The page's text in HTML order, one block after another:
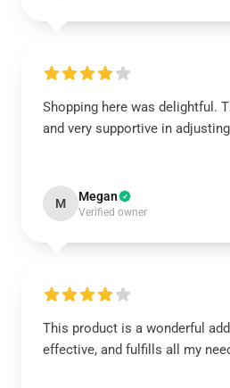
Shopping here was delightful.
and very supportive in
M Megan
Verified owner
This product is a wonderful
effective, and fulfills all my